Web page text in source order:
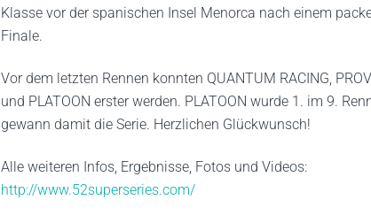
Klasse vor der spanischen Insel Menorca nach einem
Finale.
Vor dem letzten Rennen konnten QUANTUM RACING,
und PLATOON erster werden. PLATOON wurde 1. im 9.
gewann damit die Serie. Herzlichen Glückwunsch!
Alle weiteren Infos, Ergebnisse, Fotos und Videos:
http://www.52superseries.com/